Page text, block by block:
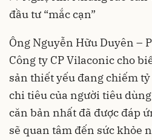
đầu tư “mắc cạn”
Ông Nguyễn Hữu Duyên –
Công ty CP Vilaconic cho
sản thiết yếu đang chiếm
chi tiêu của người tiêu
căn bản nhất đã được đáp
sẽ quan tâm đến sức khỏe